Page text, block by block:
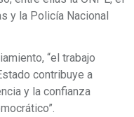
y la Policía Nacional
“el trabajo
contribuye a
y la confianza